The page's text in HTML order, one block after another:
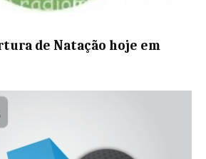
de Natação hoje em